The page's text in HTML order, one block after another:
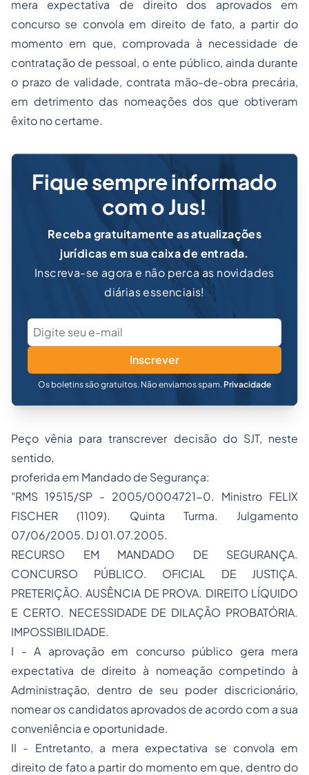
mera expectativa de direito dos aprovados em
concurso se convola em direito de fato, a partir do
momento em que, comprovada à necessidade de
contratação de pessoal, o ente público, ainda durante
o prazo de validade, contrata mão-de-obra precária,
em detrimento das nomeações dos que obtiveram
êxito no certame.
Fique sempre informado
com o Jus!
Receba gratuitamente as atualizações
jurídicas em sua caixa de entrada.
Inscreva-se agora e não perca as novidades
diárias essenciais!
Inscrever
Os boletins são gratuitos. Não enviamos spam. Privacidade
Peço vênia para transcrever decisão do SJT, neste
sentido,
proferida em Mandado de Segurança:
"RMS 19515/SP - 2005/0004721-0. Ministro FELIX
FISCHER (1109). Quinta Turma. Julgamento
07/06/2005. DJ 01.07.2005.
RECURSO EM MANDADO DE SEGURANÇA.
CONCURSO PÚBLICO. OFICIAL DE JUSTIÇA.
PRETERIÇÃO. AUSÊNCIA DE PROVA. DIREITO LÍQUIDO
E CERTO. NECESSIDADE DE DILAÇÃO PROBATÓRIA.
IMPOSSIBILIDADE.
I - A aprovação em concurso público gera mera
expectativa de direito à nomeação competindo à
Administração, dentro de seu poder discricionário,
nomear os candidatos aprovados de acordo com a sua
conveniência e oportunidade.
II - Entretanto, a mera expectativa se convola em
direito de fato a partir do momento em que, dentro do